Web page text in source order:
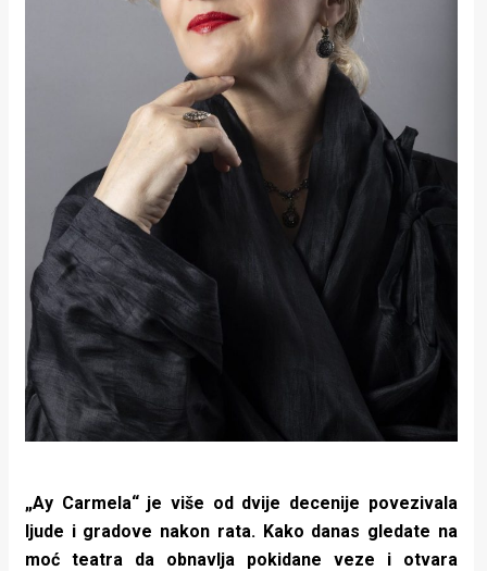
„Ay Carmela“ je više od dvije decenije povezivala
ljude i gradove nakon rata. Kako danas gledate na
moć teatra da obnavlja pokidane veze i otvara